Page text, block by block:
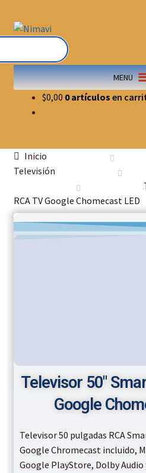
MENU
$0,00 0 artículos
Inicio
Televisión
RCA TV Google Chomecast LED
Televisor 50″
Google
Televisor 50 pulgadas RCA
Google Chromecast incluido,
Google PlayStore, Dolby